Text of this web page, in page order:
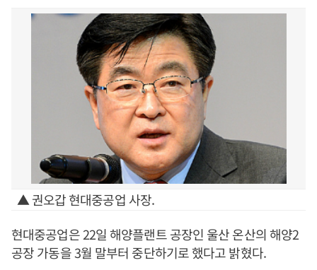
▲ 권오갑 현대중공업 사장.
현대중공업은 22일 해양플랜트 공장인 울산 온산의 해양2
공장 가동을 3월 말부터 중단하기로 했다고 밝혔다.